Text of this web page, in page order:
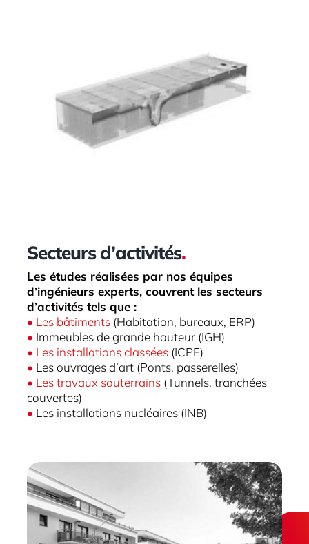
Secteurs d’activités.
Les études réalisées par nos équipes
d’ingénieurs experts, couvrent les secteurs
d’activités tels que :
• Les bâtiments(Habitation, bureaux, ERP)
• Immeubles de grande hauteur (IGH)
• Les installations classées(ICPE)
• Les ouvrages d’art (Ponts, passerelles)
• Les travaux souterrains(Tunnels, tranchées
couvertes)
• Les installations nucléaires (INB)